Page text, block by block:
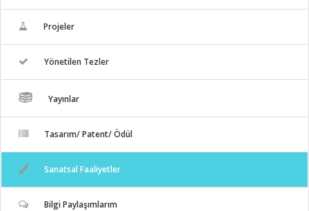
Projeler
Yönetilen Tezler
Yayınlar
Tasarım/ Patent/ Ödül
Sanatsal Faaliyetler
Bilgi Paylaşımlarım